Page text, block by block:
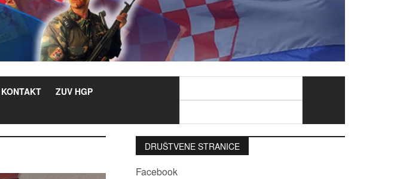
KONTAKT ZUV HGP
DRUŠTVENE STRANICE
Facebook